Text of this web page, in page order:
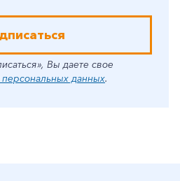
Вы даете свое
персональных данных.